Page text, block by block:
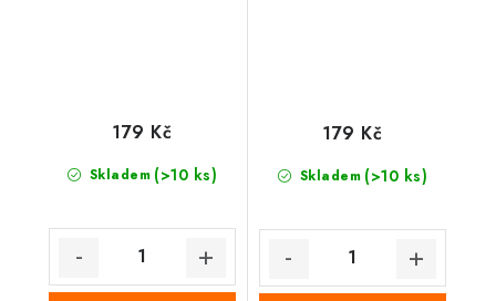
Skladem (>10 ks)
179 Kč
Skladem (>10 ks)
179 Kč